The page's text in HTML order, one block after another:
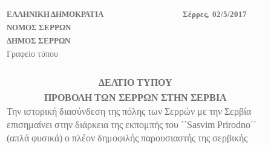
ΕΛΛΗΝΙΚΗ ΔΗΜΟΚΡΑΤΙΑ Σέρρες, 02/5/2017
ΝΟΜΟΣ ΣΕΡΡΩΝ
ΔΗΜΟΣ ΣΕΡΡΩΝ
Γραφείο τύπου
ΔΕΛΤΙΟ ΤΥΠΟΥ
ΠΡΟΒΟΛΗ ΤΩΝ ΣΕΡΡΩΝ ΣΤΗΝ ΣΕΡΒΙΑ
Την ιστορική διασύνδεση της πόλης των Σερρών με την Σερβία
επισημαίνει στην διάρκεια της εκπομπής του ΄΄Sasvim Prirodno΄΄
(απλά φυσικά) ο πλέον δημοφιλής παρουσιαστής της σερβικής